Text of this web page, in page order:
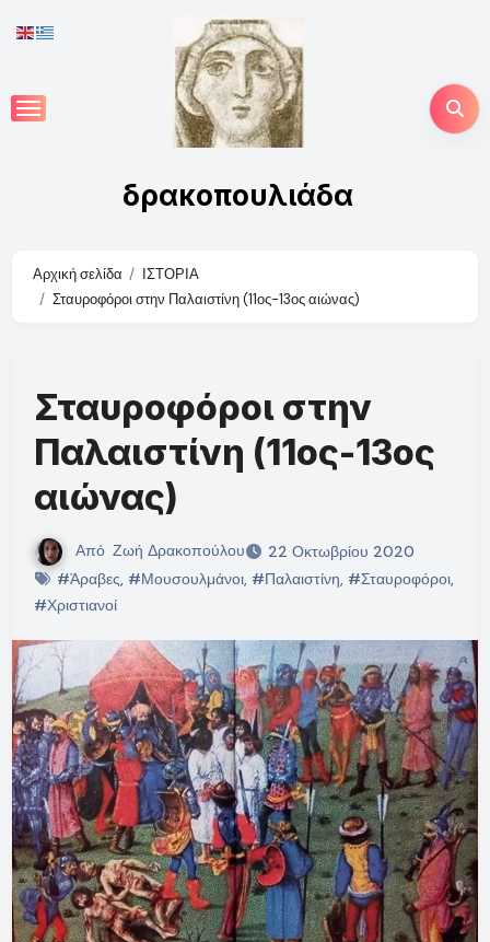
to
δρακοπουλιάδα
Αρχική σελίδα
ΙΣΤΟΡΙΑ
Σταυροφόροι στην Παλαιστίνη (11ος-13ος αιώνας)
Σταυροφόροι στην
Παλαιστίνη (11ος-13ος
αιώνας)
Από Ζωή Δρακοπούλου
22 Οκτωβρίου 2020
#Άραβες, #Μουσουλμάνοι, #Παλαιστίνη, #Σταυροφόροι,
#Χριστιανοί